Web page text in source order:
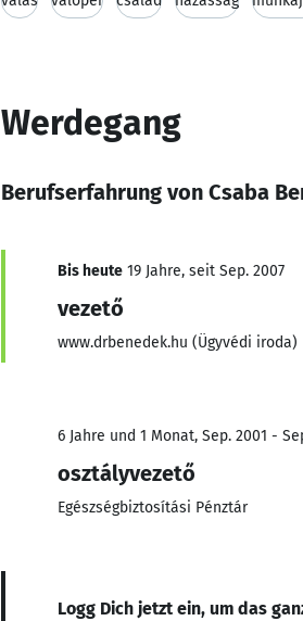
Werdegang
Berufserfahrung von Csaba
Bis heute 19 Jahre, seit Sep. 2007
vezető
www.drbenedek.hu (Ügyvédi iroda)
6 Jahre und 1 Monat, Sep. 2001 -
osztályvezető
Egészségbiztosítási Pénztár
Logg Dich jetzt ein, um das